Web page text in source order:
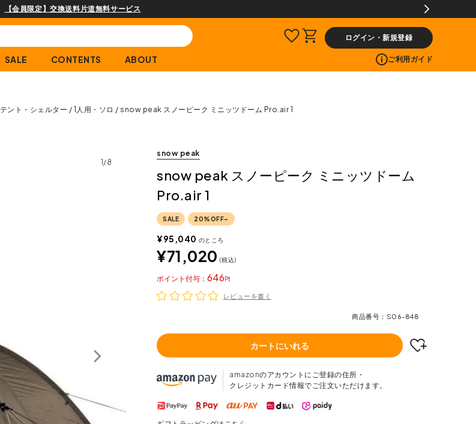
購入商品
ログイン・新規登録
SALE CONTENTS ABOUT ご利用ガイド
テント・シェルター 1人用・ソロ snow peak スノーピーク ミニッツドーム Pro.air 1
1/8
snow peak
snow peak スノーピーク ミニッツドーム
Pro.air 1
SALE 20%OFF~
¥95,040 のところ
¥71,020 税込
646
ポイント
レビューを書く
商品番号 S06-848
カートにいれる
amazonのアカウントにご登録の住所・
クレジットカード情報でご注文いただけます。